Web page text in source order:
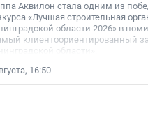
Аквилон стала одним из
«Лучшая строительная
области 2026» в
клиентоориентированный
области».
16:50